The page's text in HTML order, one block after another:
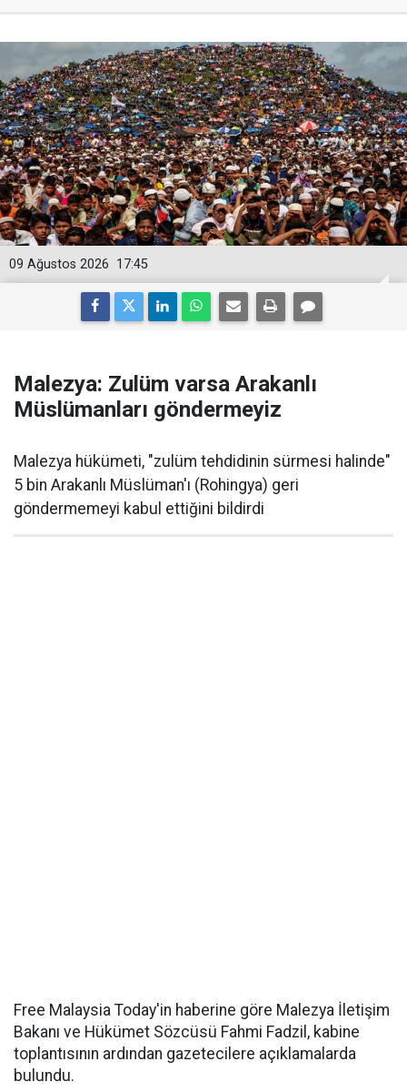
17:45
09 Ağustos 2026
Malezya: Zulüm varsa Arakanlı
Müslümanları göndermeyiz
Malezya hükümeti, "zulüm tehdidinin sürmesi halinde"
5 bin Arakanlı Müslüman'ı (Rohingya) geri
göndermemeyi kabul ettiğini bildirdi
Free Malaysia Today'in haberine göre Malezya İletişim
Bakanı ve Hükümet Sözcüsü Fahmi Fadzil, kabine
toplantısının ardından gazetecilere açıklamalarda
bulundu.